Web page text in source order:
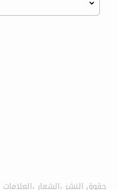
حقوق النشر ،الشعار